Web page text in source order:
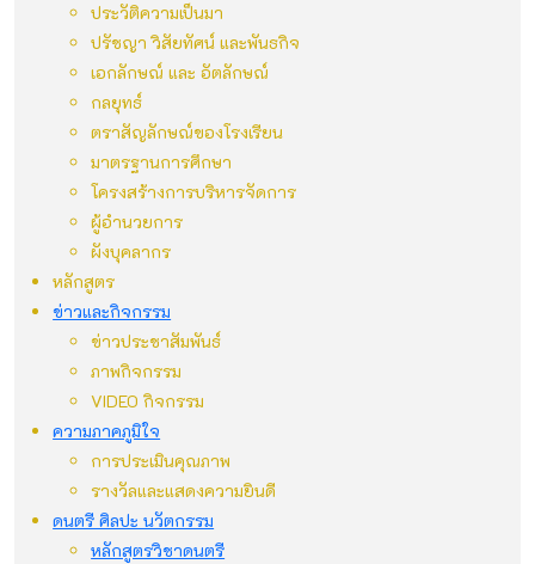
ประวัติความเป็นมา
ปรัชญา วิสัยทัศน์ และพันธกิจ
เอกลักษณ์ และ อัตลักษณ์
กลยุทธ์
ตราสัญลักษณ์ของโรงเรียน
มาตรฐานการศึกษา
โครงสร้างการบริหารจัดการ
ผู้อำนวยการ
ผังบุคลากร
หลักสูตร
ข่าวและกิจกรรม
ข่าวประชาสัมพันธ์
ภาพกิจกรรม
VIDEO กิจกรรม
ความภาคภูมิใจ
การประเมินคุณภาพ
รางวัลและแสดงความยินดี
ดนตรี ศิลปะ นวัตกรรม
หลักสูตรวิชาดนตรี